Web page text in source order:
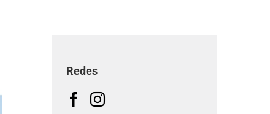
Redes